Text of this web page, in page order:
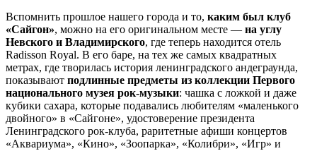
Вспомнить прошлое нашего города и то, каким был клуб
«Сайгон», можно на его оригинальном месте — на углу
Невского и Владимирского, где теперь находится отель
Radisson Royal. В его баре, на тех же самых квадратных
метрах, где творилась история ленинградского андеграунда,
показывают подлинные предметы из коллекции Первого
национального музея рок-музыки: чашка с ложкой и даже
кубики сахара, которые подавались любителям «маленького
двойного» в «Сайгоне», удостоверение президента
Ленинградского рок-клуба, раритетные афиши концертов
«Аквариума», «Кино», «Зоопарка», «Колибри», «Игр» и